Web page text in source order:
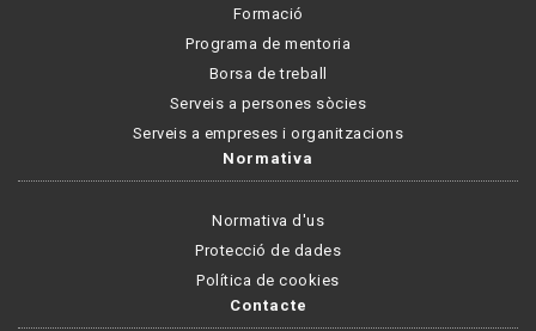
Formació
Programa de mentoria
Borsa de treball
Serveis a persones sòcies
Serveis a empreses i organitzacions
Normativa
Normativa d'us
Protecció de dades
Política de cookies
Contacte